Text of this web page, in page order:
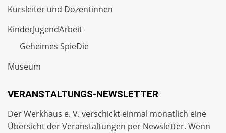
Kursleiter und Dozentinnen
KinderJugendArbeit
Geheimes SpieDie
Museum
VERANSTALTUNGS-NEWSLETTER
Der Werkhaus e. V. verschickt einmal monatlich eine
Übersicht der Veranstaltungen per Newsletter. Wenn